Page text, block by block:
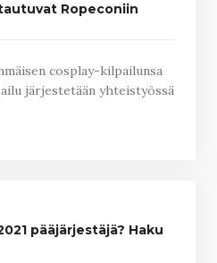
Ropeconiin
cosplay-kilpailunsa
järjestetään yhteistyössä
pääjärjestäjä? Haku